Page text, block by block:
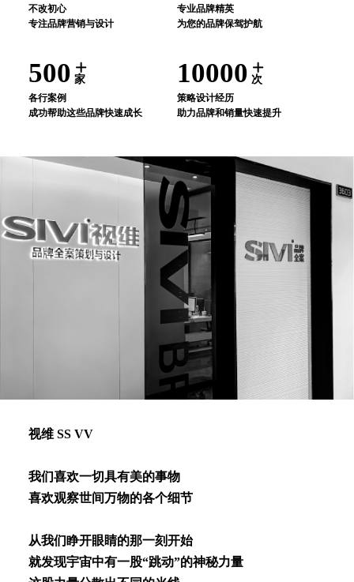
不改初⼼
专注品牌营销与设计
专业品牌精英
为您的品牌保驾护航
500 家
各⾏案例
成功帮助这些品牌快速成⻓
10000 次
策略设计经历
助⼒品牌和销量快速提升
视维 SS VV
我们喜欢⼀切具有美的事物
喜欢观察世间万物的各个细节
从我们睁开眼睛的那⼀刻开始
就发现宇宙中有⼀股“跳动”的神秘⼒量